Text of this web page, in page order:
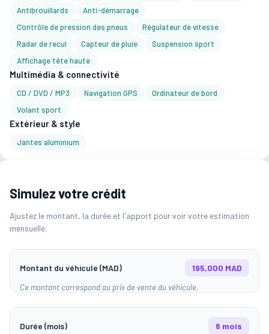
Antibrouillards
Anti-démarrage
Contrôle de pression des pneus
Régulateur de vitesse
Radar de recul
Capteur de pluie
Suspension sport
Affichage tête haute
Multimédia & connectivité
CD / DVD / MP3 Navigation GPS
Ordinateur de bord
Volant sport
Extérieur & style
Jantes aluminium
Simulez votre crédit
Ajustez le montant, la durée et l'apport pour voir votre estimation
mensuelle.
Montant du véhicule (MAD) 195,000 MAD
Ce montant correspond au prix de vente du véhicule.
Durée (mois) 6 mois